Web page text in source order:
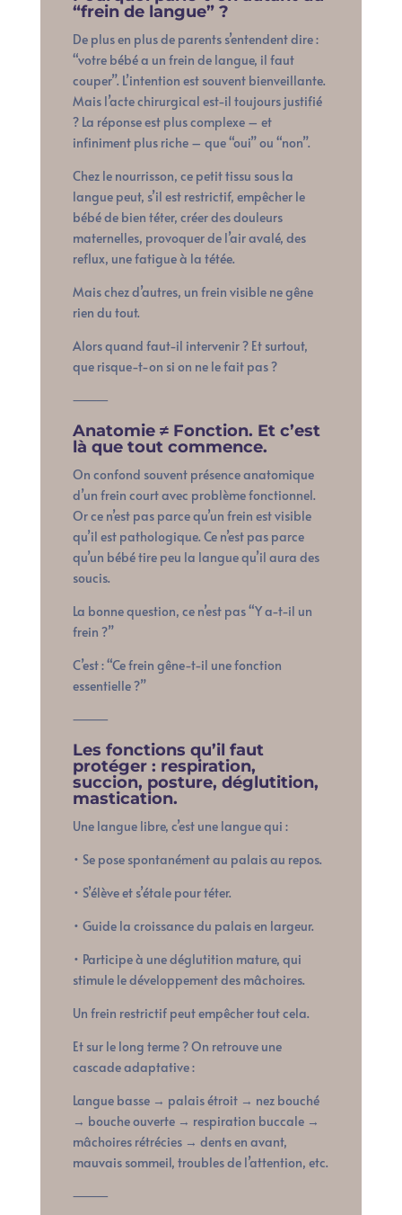
“frein de langue” ?
De plus en plus de parents s’entendent dire :
“votre bébé a un frein de langue, il faut
couper”. L’intention est souvent bienveillante.
Mais l’acte chirurgical est-il toujours justifié
? La réponse est plus complexe – et
infiniment plus riche – que “oui” ou “non”.
Chez le nourrisson, ce petit tissu sous la
langue peut, s’il est restrictif, empêcher le
bébé de bien téter, créer des douleurs
maternelles, provoquer de l’air avalé, des
reflux, une fatigue à la tétée.
Mais chez d’autres, un frein visible ne gêne
rien du tout.
Alors quand faut-il intervenir ? Et surtout,
que risque-t-on si on ne le fait pas ?
⸻
Anatomie ≠ Fonction. Et c’est
là que tout commence.
On confond souvent présence anatomique
d’un frein court avec problème fonctionnel.
Or ce n’est pas parce qu’un frein est visible
qu’il est pathologique. Ce n’est pas parce
qu’un bébé tire peu la langue qu’il aura des
soucis.
La bonne question, ce n’est pas “Y a-t-il un
frein ?”
C’est : “Ce frein gêne-t-il une fonction
essentielle ?”
⸻
Les fonctions qu’il faut
protéger : respiration,
succion, posture, déglutition,
mastication.
Une langue libre, c’est une langue qui :
• Se pose spontanément au palais au repos.
• S’élève et s’étale pour téter.
• Guide la croissance du palais en largeur.
• Participe à une déglutition mature, qui
stimule le développement des mâchoires.
Un frein restrictif peut empêcher tout cela.
Et sur le long terme ? On retrouve une
cascade adaptative :
Langue basse → palais étroit → nez bouché
→ bouche ouverte → respiration buccale →
mâchoires rétrécies → dents en avant,
mauvais sommeil, troubles de l’attention, etc.
⸻